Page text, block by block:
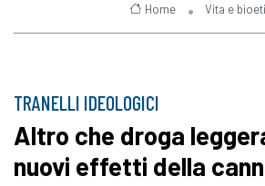
Home Vita e
TRANELLI IDEOLOGICI
Altro che droga
nuovi effetti della